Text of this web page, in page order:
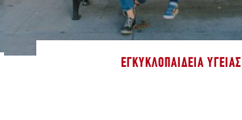
ΕΓΚΥΚΛΟΠΑΊΔΕΙΑ ΥΓΕΊΑΣ